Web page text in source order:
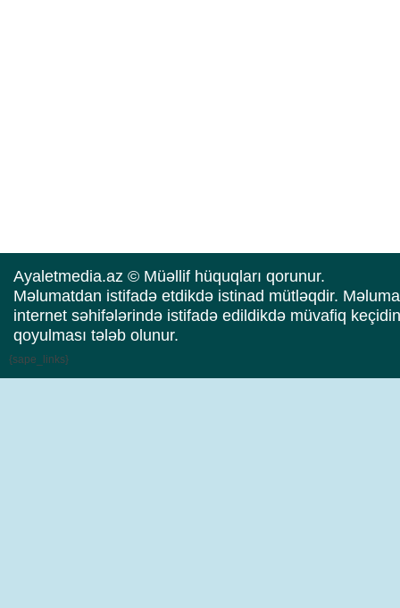
Ayaletmedia.az © Müəllif hüquqları qorunur.
Məlumatdan istifadə etdikdə istinad mütləqdir.
internet səhifələrində istifadə edildikdə müvafiq keçidin
qoyulması tələb olunur.
{sape_links}